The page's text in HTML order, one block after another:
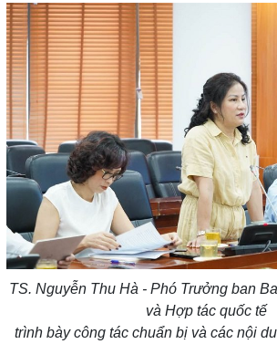
TS. Nguyễn Thu Hà - Phó Trưởng ban
và Hợp tác quốc tế
trình bày công tác chuẩn bị và các nội